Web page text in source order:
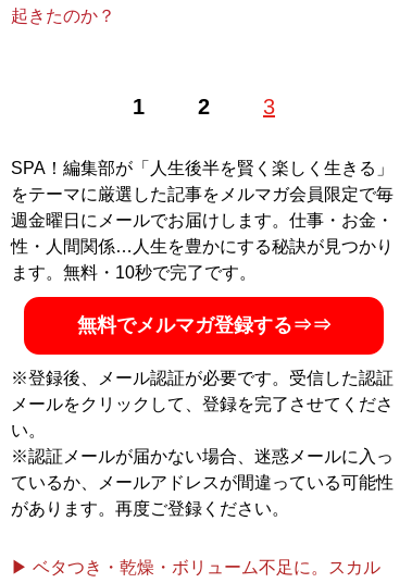
起きたのか？
1 2 3
SPA！編集部が「人生後半を賢く楽しく生きる」
をテーマに厳選した記事をメルマガ会員限定で毎
週金曜日にメールでお届けします。仕事・お金・
性・人間関係…人生を豊かにする秘訣が見つかり
ます。無料・10秒で完了です。
無料でメルマガ登録する⇒⇒
※登録後、メール認証が必要です。受信した認証
メールをクリックして、登録を完了させてくださ
い。
※認証メールが届かない場合、迷惑メールに入っ
ているか、メールアドレスが間違っている可能性
があります。再度ご登録ください。
▶ ベタつき・乾燥・ボリューム不足に。スカル